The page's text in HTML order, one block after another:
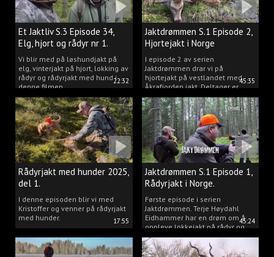
22:32
Et Jaktliv S.3 Episode 34,
Elg, hjort og rådyr nr 1.
2025
Vi blir med på løshundjakt på
elg, vinterjakt på hjort, lokking av
rådyr og rådyrjakt med hund i
denne filmen.
45:35
Jaktdrømmen S.1 Episode 2,
Hjortejakt i Norge
I episode 2 av serien
Jaktdrømmen drar vi på
hjortejakt på vestlandet med
Åkrafjorden jakt. Deltager er
Michelle Sofi Thomassen.
17:55
Rådyrjakt med hunder 2025,
del 1.
I denne episoden blir vi med
Kristoffer og venner på rådyrjakt
med hunder.
45:24
Jaktdrømmen S.1 Episode 1,
Rådyrjakt i Norge.
Første episode i serien
Jaktdrømmen. Terje Høydahl
Eidhammer har en drøm om å
oppleve lokkejakt på rådyr og
målet vårt er å gjøre den
drømmen til virkelighet.